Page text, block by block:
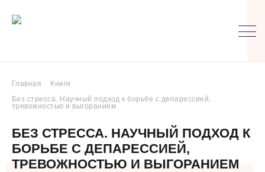
Главная
Книги
Без стресса. Научный подход к борьбе с депарессией,
тревожностью и выгоранием
БЕЗ СТРЕССА. НАУЧНЫЙ ПОДХОД К
БОРЬБЕ С ДЕПАРЕССИЕЙ,
ТРЕВОЖНОСТЬЮ И ВЫГОРАНИЕМ